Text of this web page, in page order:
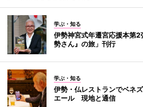
学ぶ・知る
伊勢神宮式年遷宮応援本第
勢さん』の旅」刊行
学ぶ・知る
伊勢・仏レストランでベネ
エール 現地と通信